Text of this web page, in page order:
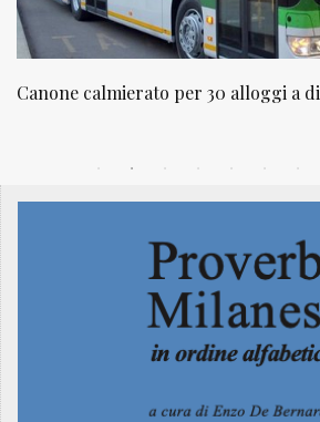
NATUROPATIA IN BREVE 20/01